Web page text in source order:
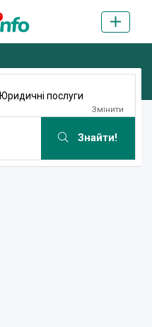
Юридичні послуги
Змінити
Знайти!